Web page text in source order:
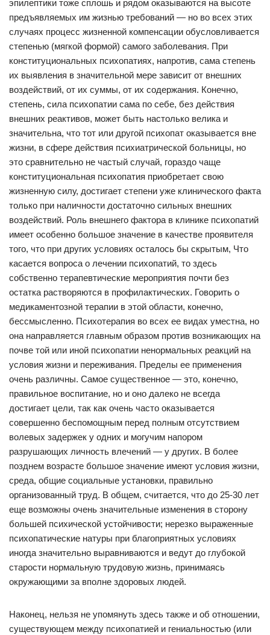
эпилептики тоже сплошь и рядом оказываются на высоте
предъявляемых им жизнью требований — но во всех этих
случаях процесс жизненной компенсации обусловливается
степенью (мягкой формой) самого заболевания. При
конституциональных психопатиях, напротив, сама степень
их выявления в значительной мере зависит от внешних
воздействий, от их суммы, от их содержания. Конечно,
степень, сила психопатии сама по себе, без действия
внешних реактивов, может быть настолько велика и
значительна, что тот или другой психопат оказывается вне
жизни, в сфере действия психиатрической больницы, но
это сравнительно не частый случай, гораздо чаще
конституциональная психопатия приобретает свою
жизненную силу, достигает степени уже клинического факта
только при наличности достаточно сильных внешних
воздействий. Роль внешнего фактора в клинике психопатий
имеет особенно большое значение в качестве проявителя
того, что при других условиях осталось бы скрытым, Что
касается вопроса о лечении психопатий, то здесь
собственно терапевтические мероприятия почти без
остатка растворяются в профилактических. Говорить о
медикаментозной терапии в этой области, конечно,
бессмысленно. Психотерапия во всех ее видах уместна, но
она направляется главным образом против возникающих на
почве той или иной психопатии ненормальных реакций на
условия жизни и переживания. Пределы ее применения
очень различны. Самое существенное — это, конечно,
правильное воспитание, но и оно далеко не всегда
достигает цели, так как очень часто оказывается
совершенно беспомощным перед полным отсутствием
волевых задержек у одних и могучим напором
разрушающих личность влечений — у других. В более
позднем возрасте большое значение имеют условия жизни,
среда, общие социальные установки, правильно
организованный труд. В общем, считается, что до 25-30 лет
еще возможны очень значительные изменения в сторону
большей психической устойчивости; нерезко выраженные
психопатические натуры при благоприятных условиях
иногда значительно выравниваются и ведут до глубокой
старости нормальную трудовую жизнь, принимаясь
окружающими за вполне здоровых людей.
Наконец, нельзя не упомянуть здесь также и об отношении,
существующем между психопатией и гениальностью (или